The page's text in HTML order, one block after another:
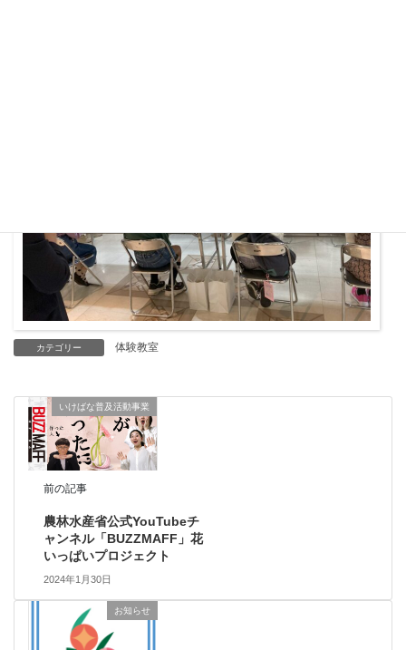
カテゴリー 体験教室
いけばな普及活動事業
前の記事
農林水産省公式YouTubeチ
ャンネル「BUZZMAFF」花
いっぱいプロジェクト
2024年1月30日
お知らせ